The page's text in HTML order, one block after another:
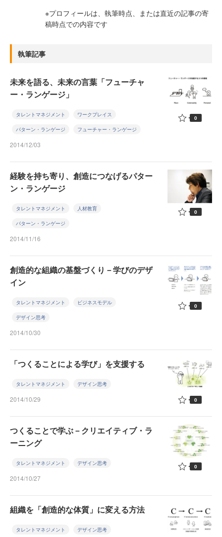
※プロフィールは、執筆時点、または直近の記事の寄
稿時点での内容です
執筆記事
未来を語る、未来の言葉「フューチャ
ー・ランゲージ」
タレントマネジメント ワークプレイス
パターン・ランゲージ フューチャー・ランゲージ
2014/12/03
0
経験を持ち寄り、創造につなげるパター
ン・ランゲージ
タレントマネジメント 人材教育
パターン・ランゲージ
2014/11/16
0
創造的な組織の基盤づくり－学びのデザ
イン
タレントマネジメント ビジネスモデル
デザイン思考
2014/10/30
0
「つくることによる学び」を支援する
タレントマネジメント デザイン思考
2014/10/29 0
つくることで学ぶ－クリエイティブ・ラ
ーニング
タレントマネジメント デザイン思考
2014/10/27
0
組織を「創造的な体質」に変える方法
タレントマネジメント デザイン思考